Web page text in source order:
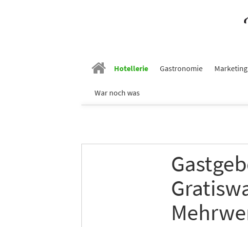
Hotellerie Gastronomie Marketing
War noch was